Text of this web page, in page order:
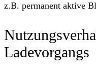
z.B. permanent aktive
Ladevorgangs